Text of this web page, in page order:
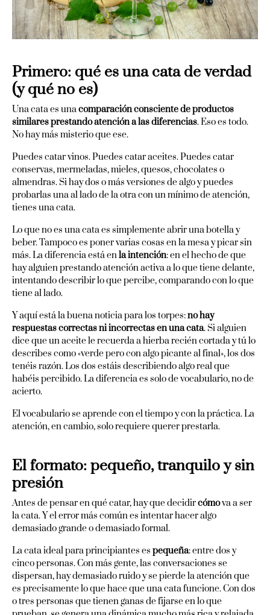
Primero: qué es una cata de verdad
(y qué no es)
Una cata es unacomparación consciente de productos
similares prestando atención a las diferencias. Eso es todo.
No hay más misterio que ese.
Puedes catar vinos. Puedes catar aceites. Puedes catar
conservas, mermeladas, mieles, quesos, chocolates o
almendras. Si hay dos o más versiones de algo y puedes
probarlas una al lado de la otra con un mínimo de atención,
tienes una cata.
Lo que no es una cata es simplemente abrir una botella y
beber. Tampoco es poner varias cosas en la mesa y picar sin
más. La diferencia está enla intención: en el hecho de que
hay alguien prestando atención activa a lo que tiene delante,
intentando describir lo que percibe, comparando con lo que
tiene al lado.
Y aquí está la buena noticia para los torpes:no hay
respuestas correctas ni incorrectas en una cata. Si alguien
dice que un aceite le recuerda a hierba recién cortada y tú lo
describes como «verde pero con algo picante al final», los dos
tenéis razón. Los dos estáis describiendo algo real que
habéis percibido. La diferencia es solo de vocabulario, no de
acierto.
El vocabulario se aprende con el tiempo y con la práctica. La
atención, en cambio, solo requiere querer prestarla.
El formato: pequeño, tranquilo y sin
presión
Antes de pensar en qué catar, hay que decidircómova a ser
la cata. Y el error más común es intentar hacer algo
demasiado grande o demasiado formal.
La cata ideal para principiantes es pequeña: entre dos y
cinco personas. Con más gente, las conversaciones se
dispersan, hay demasiado ruido y se pierde la atención que
es precisamente lo que hace que una cata funcione. Con dos
o tres personas que tienen ganas de fijarse en lo que